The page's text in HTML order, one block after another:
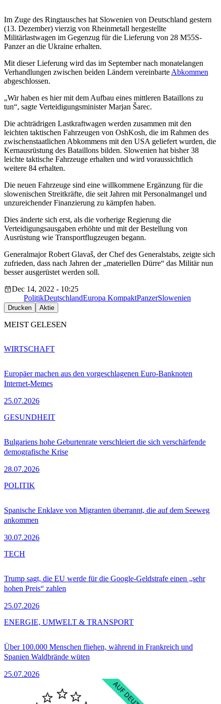
Im Zuge des Ringtausches hat Slowenien von Deutschland gestern
(13. Dezember) vierzig von Rheinmetall hergestellte
Militärlastwagen im Gegenzug für die Lieferung von 28 M55S-
Panzer an die Ukraine erhalten.
Mit dieser Lieferung wird das im September nach monatelangen
Verhandlungen zwischen beiden Ländern vereinbarte Abkommen
abgeschlossen.
„Wir haben es hier mit dem Aufbau eines mittleren Bataillons zu
tun“, sagte Verteidigungsminister Marjan Šarec.
Die achträdrigen Lastkraftwagen werden zusammen mit den
leichten taktischen Fahrzeugen von OshKosh, die im Rahmen des
zwischenstaatlichen Abkommens mit den USA geliefert wurden, die
Kernausrüstung des Bataillons bilden. Slowenien hat bisher 38
leichte taktische Fahrzeuge erhalten und wird voraussichtlich
weitere 84 erhalten.
Die neuen Fahrzeuge sind eine willkommene Ergänzung für die
slowenischen Streitkräfte, die seit Jahren mit Personalmangel und
unzureichender Finanzierung zu kämpfen haben.
Dies änderte sich erst, als die vorherige Regierung die
Verteidigungsausgaben erhöhte und mit der Bestellung von
Ausrüstung wie Transportflugzeugen begann.
Generalmajor Robert Glavaš, der Chef des Generalstabs, zeigte sich
zufrieden, dass nach Jahren der „materiellen Dürre“ das Militär nun
besser ausgerüstet werden soll.
Dec 14, 2022 - 10:25
PolitikDeutschlandEuropa KompaktPanzerSlowenien
Drucken Aktie
MEIST GELESEN
Europäer machen aus den vorgeschlagenen Euro-Banknoten
Internet-Memes
25.07.2026
WIRTSCHAFT
Bulgariens hohe Geburtenrate verschleiert die sich verschärfende
demografische Krise
28.07.2026
GESUNDHEIT
Spanische Enklave von Migranten überrannt, die auf dem Seeweg
ankommen
30.07.2026
POLITIK
Trump sagt, die EU werde für die Google-Geldstrafe einen „sehr
hohen Preis“ zahlen
25.07.2026
TECH
Über 100.000 Menschen fliehen, während in Frankreich und
Spanien Waldbrände wüten
25.07.2026
ENERGIE, UMWELT & TRANSPORT